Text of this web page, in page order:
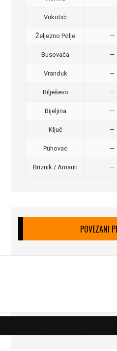
Vukotići —
Željezno Polje —
Busovača —
Vranduk —
Bilješevo —
Bijeljina —
Ključ —
Puhovac —
Briznik / Arnauti —
POVEZANI